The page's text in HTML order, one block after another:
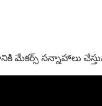
మేకర్స్ సన్నాహాలు